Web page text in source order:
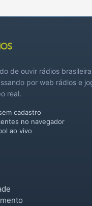
de ouvir rádios
por web rádios e
real.
cadastro
no navegador
ao vivo